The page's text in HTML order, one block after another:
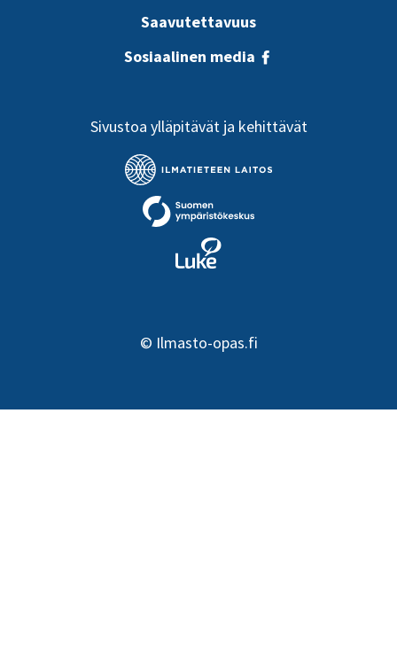
Saavutettavuus
Sosiaalinen media
Sivustoa ylläpitävät ja kehittävät
© Ilmasto-opas.fi